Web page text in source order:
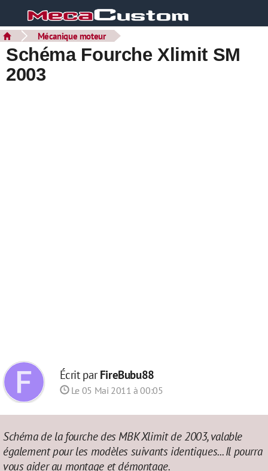
Mécanique moteur
Schéma Fourche Xlimit SM
2003
Écrit parFireBubu88
Le 05 Mai 2011 à 00:05
Schéma de la fourche des MBK Xlimit de 2003, valable
également pour les modèles suivants identiques... Il pourra
vous aider au montage et démontage.